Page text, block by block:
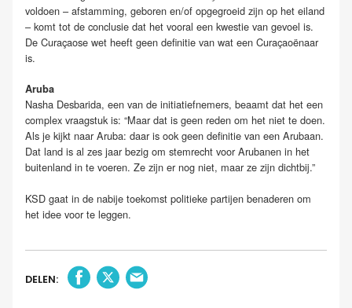
voldoen – afstamming, geboren en/of opgegroeid zijn op het eiland
– komt tot de conclusie dat het vooral een kwestie van gevoel is.
De Curaçaose wet heeft geen definitie van wat een Curaçaoënaar
is.
Aruba
Nasha Desbarida, een van de initiatiefnemers, beaamt dat het een
complex vraagstuk is: “Maar dat is geen reden om het niet te doen.
Als je kijkt naar Aruba: daar is ook geen definitie van een Arubaan.
Dat land is al zes jaar bezig om stemrecht voor Arubanen in het
buitenland in te voeren. Ze zijn er nog niet, maar ze zijn dichtbij.”
KSD gaat in de nabije toekomst politieke partijen benaderen om
het idee voor te leggen.
DELEN: